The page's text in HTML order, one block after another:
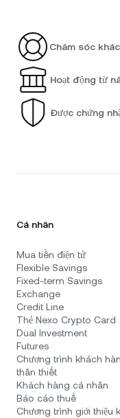
Chăm sóc
Hoạt động từ
Được chứng
Cá nhân
Mua tiền điện tử
Flexible Savings
Fixed-term Savings
Exchange
Credit Line
Thẻ Nexo Crypto Card
Dual Investment
Futures
Chương trình khách
thân thiết
Khách hàng cá nhân
Báo cáo thuế
Chương trình giới thiệu